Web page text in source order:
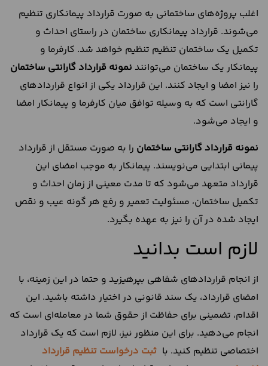
اغلب پروژه‌های ساختمانی به صورت قرارداد پیمانکاری تنظیم
می‌شوند. قرارداد پیمانکاری ساختمان در راستای احداث و
تکمیل یک ساختمان تنظیم تنظیم خواهد شد. کارفرما و
پیمانکار یک ساختمان می‌توانند نمونه قرارداد گارانتی ساختمان
را نیز امضا و ایجاد کنند. این قرارداد یکی از انواع قراردادهای
گارانتی است که به وسیله توافق میان کارفرما و پیمانکار امضا
و ایجاد می‌شود.
نمونه قرارداد گارانتی ساختمان را به صورت مستقل از قرارداد
پیمانی ابتدایی می‌نویسند. پیمانکار به موجب امضای این
قرارداد متعهد می‌شود که تا مدت معینی از زمان احداث و
تکمیل ساختمان، مسئولیت تعمیر و رفع هر گونه عیب و نقص
ایجاد شده در آن را نیز به عهده بگیرد.
لازم است بدانید
از انجام قراردادهای شفاهی بپرهیزید و حتما در این زمینه، با
امضای قرارداد، یک سند قانونی در اختیار داشته باشید. این
اقدام، تضمینی برای حفاظت از حقوق شما در معامله‌ای است که
انجام می‌دهید. برای این منظور نیز، لازم است که یک قرارداد
اختصاصی تنظیم کنید. با ثبت درخواست تنظیم قرارداد